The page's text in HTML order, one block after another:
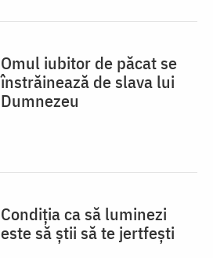
Omul iubitor de păcat se
înstrăinează de slava lui
Dumnezeu
Condiția ca să luminezi
este să știi să te jertfești